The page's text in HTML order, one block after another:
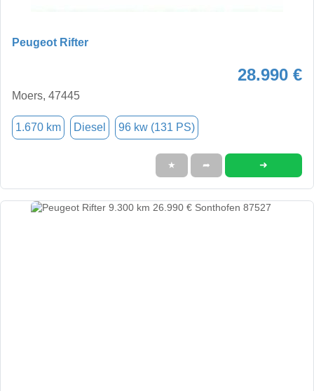
Peugeot Rifter
28.990 €
Moers, 47445
1.670 km Diesel 96 kw (131 PS)
★ ➦ ➜